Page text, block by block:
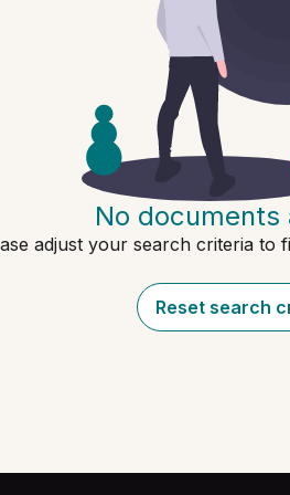
No documents
adjust your search criteria to
Reset search